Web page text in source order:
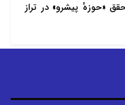
«حوزهٔ پیشرو» در تراز